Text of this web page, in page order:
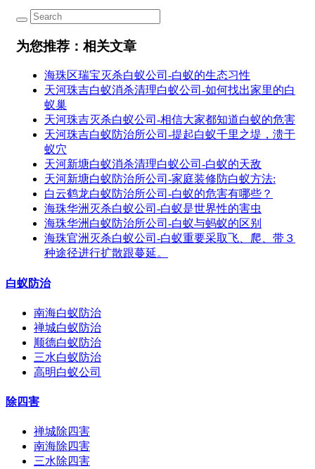
为您推荐：相关文章
海珠区瑞宝灭杀白蚁公司-白蚁的生态习性
天河珠吉白蚁消杀清理白蚁公司-如何找出家里的白
蚁巢
天河珠吉灭杀白蚁公司-相信大家都知道白蚁的危害
天河珠吉白蚁防治所公司-提起白蚁千里之堤，溃于
蚁穴
天河新塘白蚁消杀清理白蚁公司-白蚁的天敌
天河新塘白蚁防治所公司-家庭装修防白蚁方法:
白云鹤龙白蚁防治所公司-白蚁的危害有哪些？
海珠华洲灭杀白蚁公司-白蚁是世界性的害虫
海珠华洲白蚁防治所公司-白蚁与蚂蚁的区别
海珠官洲灭杀白蚁公司-白蚁重要采取飞、爬、带３
种途径进行扩散跟蔓延。
白蚁防治
南海白蚁防治
禅城白蚁防治
顺德白蚁防治
三水白蚁防治
高明白蚁公司
除四害
禅城除四害
南海除四害
三水除四害